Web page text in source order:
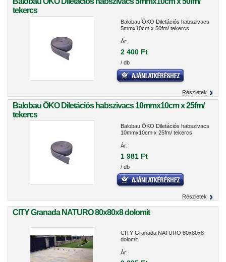
tekercs
Balobau ÖKO Diletációs habszivacs
5mmx10cm x 50fm/ tekercs
Ár:
2 400 Ft
/ db
Részletek
Balobau ÖKO Diletációs habszivacs 10mmx10cm x 25fm/
tekercs
Balobau ÖKO Diletációs habszivacs
10mmx10cm x 25fm/ tekercs
Ár:
1 981 Ft
/ db
Részletek
CITY Granada NATURO 80x80x8 dolomit
CITY Granada NATURO 80x80x8
dolomit
Ár: